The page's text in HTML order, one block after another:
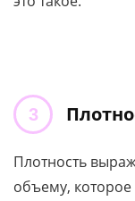
Плотность
объему,